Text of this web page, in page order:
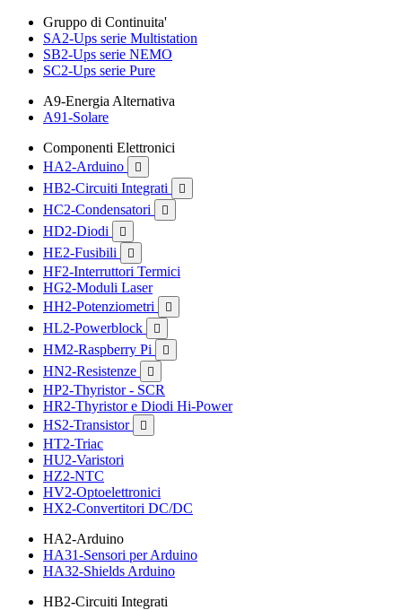
Gruppo di Continuita'
SA2-Ups serie Multistation
SB2-Ups serie NEMO
SC2-Ups serie Pure
A9-Energia Alternativa
A91-Solare
Componenti Elettronici
HA2-Arduino

HB2-Circuiti Integrati 
HC2-Condensatori 
HD2-Diodi 
HE2-Fusibili 
HF2-Interruttori Termici
HG2-Moduli Laser
HH2-Potenziometri

HL2-Powerblock 
HM2-Raspberry Pi 
HN2-Resistenze 
HP2-Thyristor - SCR
HR2-Thyristor e Diodi Hi-Power
HS2-Transistor

HT2-Triac
HU2-Varistori
HZ2-NTC
HV2-Optoelettronici
HX2-Convertitori DC/DC
HA2-Arduino
HA31-Sensori per Arduino
HA32-Shields Arduino
HB2-Circuiti Integrati